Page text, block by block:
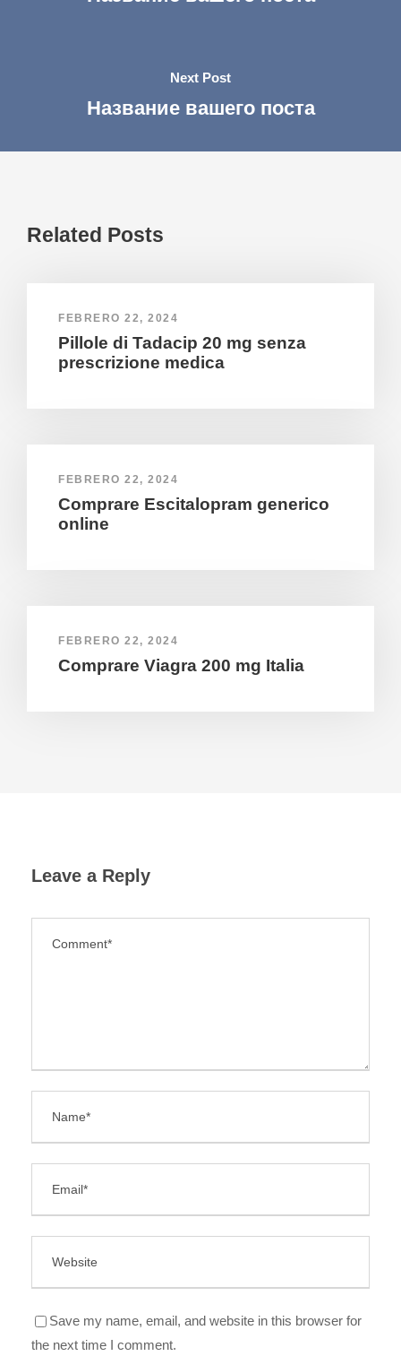
Next Post
Название вашего поста
Related Posts
FEBRERO 22, 2024
Pillole di Tadacip 20 mg senza
prescrizione medica
FEBRERO 22, 2024
Comprare Escitalopram generico
online
FEBRERO 22, 2024
Comprare Viagra 200 mg Italia
Leave a Reply
Save my name, email, and website in this browser for
the next time I comment.